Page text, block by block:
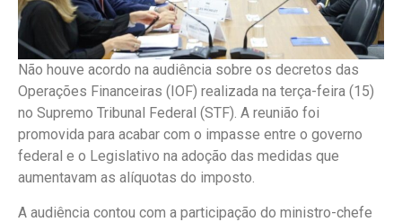
Não houve acordo na audiência sobre os decretos das
Operações Financeiras (IOF) realizada na terça-feira (15)
no Supremo Tribunal Federal (STF). A reunião foi
promovida para acabar com o impasse entre o governo
federal e o Legislativo na adoção das medidas que
aumentavam as alíquotas do imposto.
A audiência contou com a participação do ministro-chefe